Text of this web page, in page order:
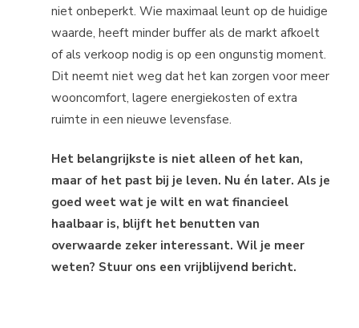
niet onbeperkt. Wie maximaal leunt op de huidige
waarde, heeft minder buffer als de markt afkoelt
of als verkoop nodig is op een ongunstig moment.
Dit neemt niet weg dat het kan zorgen voor meer
wooncomfort, lagere energiekosten of extra
ruimte in een nieuwe levensfase.
Het belangrijkste is niet alleen of het kan,
maar of het past bij je leven. Nu én later. Als je
goed weet wat je wilt en wat financieel
haalbaar is, blijft het benutten van
overwaarde zeker interessant. Wil je meer
weten? Stuur ons een vrijblijvend bericht.